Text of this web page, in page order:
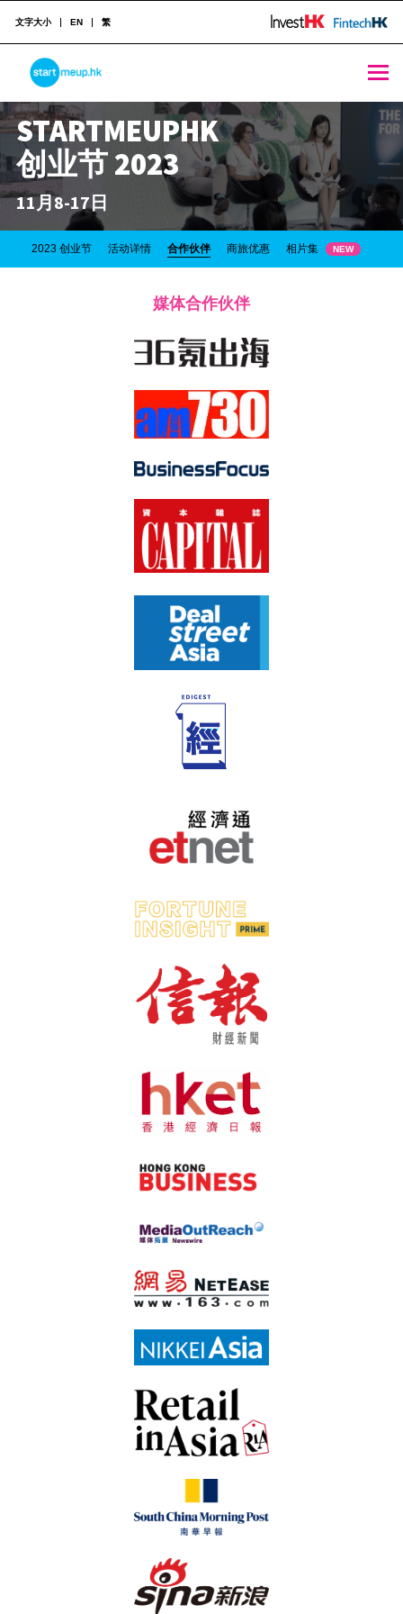
STARTMEUPHK
STARTMEUPHK FESTIVAL IS THE LEADING STARTUP AND INNOVATION CONFERENCE EVENT IN HONG KONG
文字大小 EN 繁
STARTMEUPHK
创业节 2023
11月8-17日
2023 创业节 活动详情 合作伙伴 商旅优惠 相片集 NEW
媒体合作伙伴